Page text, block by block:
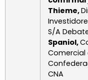
Thieme,
S/A
Spaniol,
Comercial
CNA